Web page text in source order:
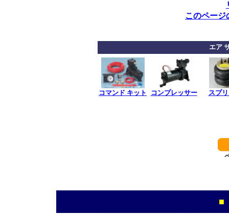
このページ
エア
コマンド キット コンプレッサー スプ
■